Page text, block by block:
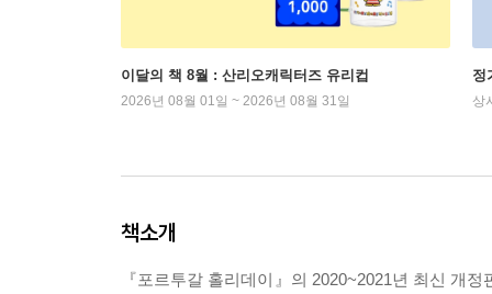
이달의 책 8월 : 산리오캐릭터즈 유리컵
2026년 08월 01일 ~ 2026년 08월 31일
정
상
책소개
『포르투갈 홀리데이』의 2020~2021년 최신 개